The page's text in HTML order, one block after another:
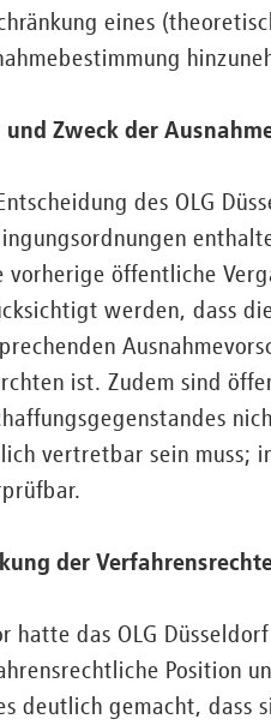
eines
und Zweck der
des OLG
vorherige öffentliche
werden, dass
ist. Zudem sind
vertretbar sein muss;
der
hatte das OLG
Position
deutlich gemacht, dass